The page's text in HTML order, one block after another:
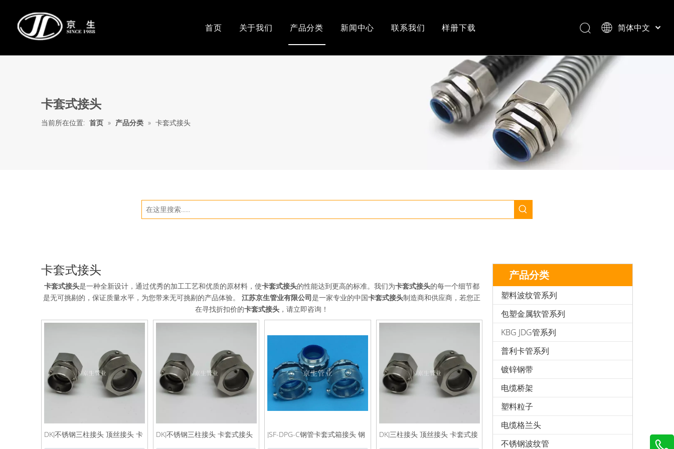
首页 关于我们 产品分类
普利卡管系列
电缆格兰头
不锈钢波纹管
新闻中心 联系我们 样册下载 简体中文
卡套式接头
当前所在位置: 首页 » 产品分类 » 卡套式接头
卡套式接头
卡套式接头是一种全新设计，通过优秀的加工工艺和优质的原材料，使卡套式接头的性能达到更高的标准。我们为卡套式接头的每一个细节都
是无可挑剔的，保证质量水平，为您带来无可挑剔的产品体验。 江苏京生管业有限公司是一家专业的中国卡套式接头制造商和供应商，若您正
在寻找折扣价的卡套式接头 ，请立即咨询！
DKJ不锈钢三柱接头 顶丝接头 卡
套式接头
DKJ不锈钢三柱接头 卡套式接头
不锈钢管接头
JSF-DPG-C钢管卡套式箱接头 钢
管外丝接头 钢管三柱箱接头
DKJ三柱接头 顶丝接头 卡套式接
头
产品分类
塑料波纹管系列
包塑金属软管系列
KBG JDG管系列
普利卡管系列
镀锌钢带
电缆桥架
塑料粒子
电缆格兰头
不锈钢波纹管